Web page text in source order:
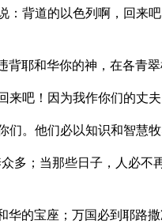
：背道的以色列啊，回来
背耶和华你的神，在各青
来吧！因为我作你们的丈
们。他们必以知识和智慧
多；当那些日子，人必
华的宝座；万国必到耶路